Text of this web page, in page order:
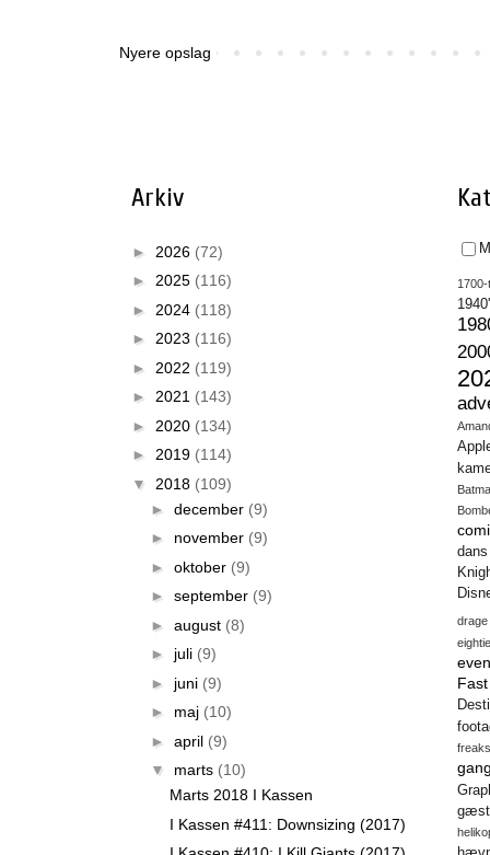
Nyere opslag
Arkiv
► 2026 (72)
► 2025 (116)
► 2024 (118)
► 2023 (116)
► 2022 (119)
► 2021 (143)
► 2020 (134)
► 2019 (114)
▼ 2018 (109)
► december (9)
► november (9)
► oktober (9)
► september (9)
► august (8)
► juli (9)
► juni (9)
► maj (10)
► april (9)
▼ marts (10)
Marts 2018 I Kassen
I Kassen #411: Downsizing (2017)
1700-
dans
drage
freaks